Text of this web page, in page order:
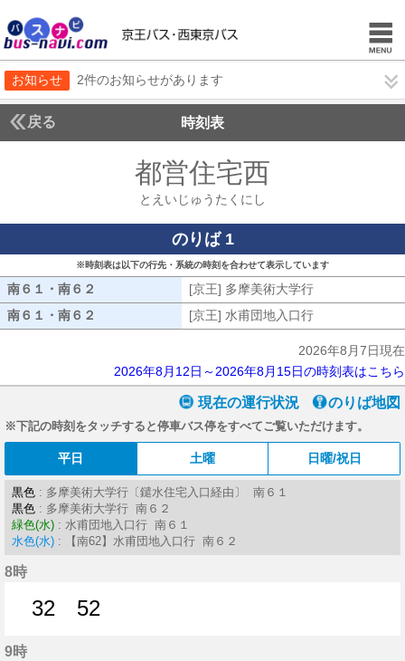
お知らせ 2件のお知らせがあります
戻る 時刻表
都営住宅西
とえいじゅうたくにし
のりば 1
※時刻表は以下の行先・系統の時刻を合わせて表示しています
南６１・南６２ [京王] 多摩美術大学行
南６１・南６２
[京王] 水甫団地入口行
2026年8月7日現在
2026年8月12日～2026年8月15日の時刻表はこちら
現在の運行状況 のりば地図
※下記の時刻をタッチすると停車バス停をすべてご覧いただけます。
平日 土曜 日曜/祝日
黒色 : 多摩美術大学行〔鑓水住宅入口経由〕 南６１
黒色 : 多摩美術大学行 南６２
緑色(水) : 水甫団地入口行 南６１
水色(水) : 【南62】水甫団地入口行 南６２
8時
32
52
9時